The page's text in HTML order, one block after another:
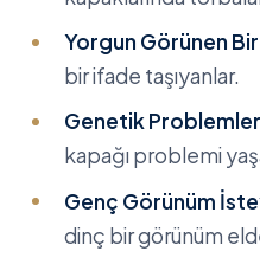
Yorgun Görünen
bir ifade taşıyanlar.
Genetik Problemler
kapağı problemi
Genç Görünüm
dinç bir görünüm